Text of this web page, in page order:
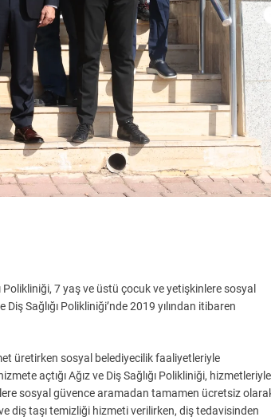
Polikliniği, 7 yaş ve üstü çocuk ve yetişkinlere sosyal
Sağlığı Polikliniği’nde 2019 yılından itibaren
üretirken sosyal belediyecilik faaliyetleriyle
açtığı Ağız ve Diş Sağlığı Polikliniği, hizmetleriyle
sosyal güvence aramadan tamamen ücretsiz
diş taşı temizliği hizmeti verilirken, diş tedavisinden